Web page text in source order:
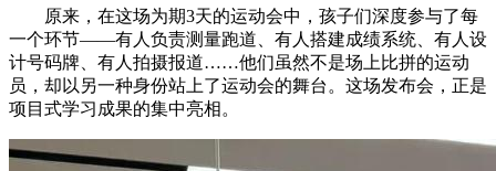
原来，在这场为期3天的运动会中，孩子们深度参与了每
一个环节——有人负责测量跑道、有人搭建成绩系统、有人设
计号码牌、有人拍摄报道……他们虽然不是场上比拼的运动
员，却以另一种身份站上了运动会的舞台。这场发布会，正是
项目式学习成果的集中亮相。